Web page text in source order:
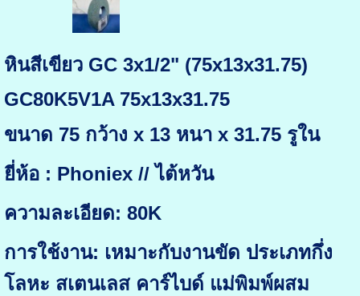
หินสีเขียว GC 3x1/2" (75x13x31.75)
GC80K5V1A 75x13x31.75
ขนาด 75 กว้าง x 13 หนา x 31.75 รูใน
ยี่ห้อ : Phoniex // ไต้หวัน
ความละเอียด: 80K
การใช้งาน: เหมาะกับงานขัด ประเภทกึ่ง
โลหะ สเตนเลส คาร์ไบด์ แม่พิมพ์ผสม